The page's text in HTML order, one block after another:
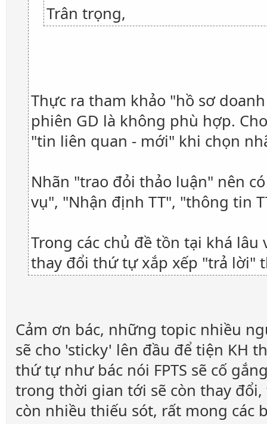
Trân trọng,
Thực ra tham khảo "hồ sơ
phiên GD là không phù hợp.
"tin liên quan - mới" khi chọn
Nhãn "trao đỏi thảo luận" nên
vụ", "Nhận định TT", "thông tin
Trong các chủ đề tồn tại khá
thay đổi thứ tự xắp xếp "trả lời"
Cảm ơn bác, những topic nhiều
sẽ cho 'sticky' lên đầu để tiện KH
thứ tự như bác nói FPTS sẽ cố
trong thời gian tới sẽ còn thay
còn nhiều thiếu sót, rất mong